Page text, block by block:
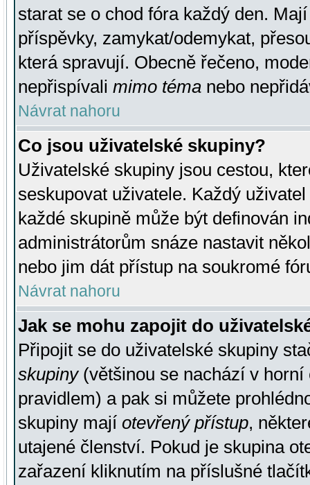
starat se o chod fóra každý den.
příspěvky, zamykat/odemykat,
která spravují. Obecně řečeno,
nepřispívali mimo téma nebo
Návrat nahoru
Co jsou uživatelské skupiny?
Uživatelské skupiny jsou cestou,
seskupovat uživatele. Každý
každé skupině může být definován
administrátorům snáze nastavit
nebo jim dát přístup na soukromé
Návrat nahoru
Jak se mohu zapojit do
Připojit se do uživatelské skupiny
skupiny(většinou se nachází v horní
pravidlem) a pak si můžete
skupiny mají otevřený přístup,
utajené členství. Pokud je skupina
zařazení kliknutím na příslušné